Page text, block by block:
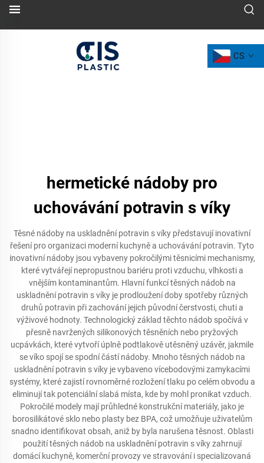
CS
hermetické nádoby pro
uchovávání potravin s víky
Těsné nádoby na uskladnění potravin s víky představují inovativní
řešení pro organizaci moderní kuchyně a uchovávání potravin. Tyto
inovativní nádoby jsou vybaveny pokročilými těsnicími mechanismy,
které vytvářejí nepropustnou bariéru proti vzduchu, vlhkosti a
vnějším kontaminantům. Hlavní funkcí těsných nádob na
uskladnění potravin s víky je prodloužení doby spotřeby různých
druhů potravin při zachování jejich původní čerstvosti, chuti a
výživové hodnoty. Technologický základ těchto nádob spočívá v
přesně navržených silikonových těsněních nebo pryžových
ucpávkách, které vytvoří úplně podtlakově utěsněný uzávěr, jakmile
se víko spojí se spodní částí nádoby. Mnoho těsných nádob na
uskladnění potravin s víky je vybaveno vícebodovými zamykacími
systémy, které zajistí rovnoměrné rozložení tlaku po celém obvodu a
eliminují tak potenciální slabá místa, kde by mohl pronikat vzduch.
Pokročilé modely mají průhledné konstrukční materiály, jako je
borosilikátové sklo nebo plasty bez BPA, což umožňuje uživatelům
snadno identifikovat obsah, aniž by byla narušena těsnost. Oblasti
použití těsných nádob na uskladnění potravin s víky zahrnují
domácí kuchyně, komerční provozy ve stravování i specializovaná